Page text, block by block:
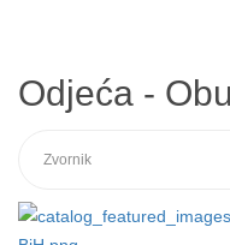
Odjeća -